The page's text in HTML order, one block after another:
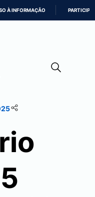
À INFORMAÇÃO PARTICIPE